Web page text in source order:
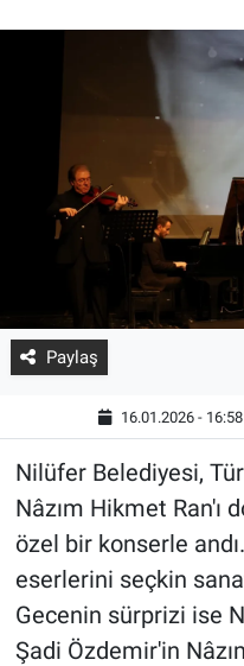
Paylaş
16.01.2026 - 16:58
Nilüfer Belediyesi,
Nâzım Hikmet Ran'ı
özel bir konserle
eserlerini seçkin
Gecenin sürprizi ise
Şadi Özdemir'in